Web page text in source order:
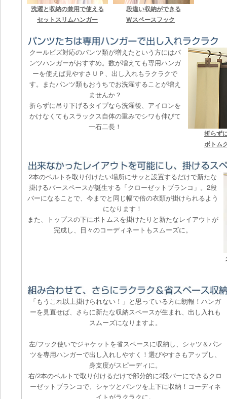
洗濯と収納の兼用で使える
セットスリムハンガー
段違い収納ができる
Wスペースフック
クールビズ対応のパンツ類が増えたという方にはパ
ンツハンガーがおすすめ。数が増えても専用ハンガ
ーを使えば見やすさＵＰ、出し入れもラクラクで
す。またパンツ類もおうちでお洗濯することが増え
ませんか？
折らずに吊り下げるタイプなら洗濯後、アイロンを
かけなくてもスラックス自体の重みでシワも伸びて
一石二長！
折らず
ボトム
2本のベルトを取り付けたい場所にサッと設置するだけで新たな
掛けるバースペースが誕生する「クローゼットブランコ」。2段
バーになることで、今までと同じ幅で倍の衣類が掛けられるよう
になります！
また、トップスの下にボトムスを掛けたりと新たなレイアウトが
完成し、日々のコーディネートもスムーズに。
「もうこれ以上掛けられない！」と思っている方に朗報！ハンガ
ーを見直せば、さらに新たな収納スペースが生まれ、出し入れも
スムーズになりますよ。
左/フック使いでジャケットを省スペースに収納し、シャツ＆パン
ツを専用ハンガーで出し入れしやすく！選びやすさもアップし、
身支度がスピーディに。
右/2本のベルトで取り付けるだけで部分的に2段バーにできるクロ
ーゼットブランコで、シャツとパンツを上下に収納！コーディネ
イトがラクラクに。